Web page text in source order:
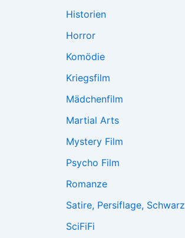
Historien
Horror
Komödie
Kriegsfilm
Mädchenfilm
Martial Arts
Mystery Film
Psycho Film
Romanze
Satire, Persiflage, Schwarz
SciFiFi